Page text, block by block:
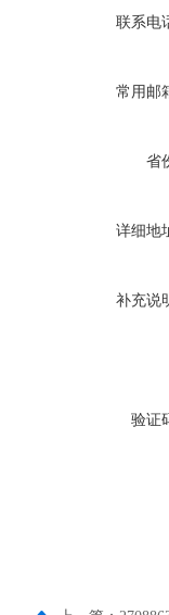
联系电
常用邮
省
详细地
补充说
验证